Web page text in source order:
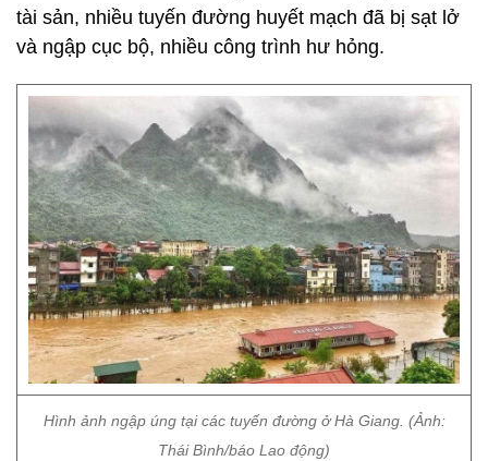
tài sản, nhiều tuyến đường huyết mạch đã bị sạt lở
và ngập cục bộ, nhiều công trình hư hỏng.
Hình ảnh ngập úng tại các tuyến đường ở Hà Giang. (Ảnh:
Thái Bình/báo Lao động)